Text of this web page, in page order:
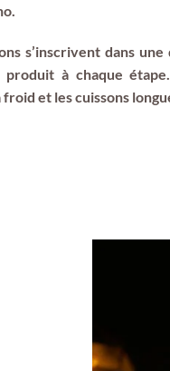
s’inscrivent dans
produit à chaque
et les cuissons